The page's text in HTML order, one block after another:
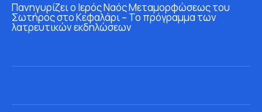
Πανηγυρίζει ο Ιερός Ναός Μεταμορφώσεως του
Σωτήρος στο Κεφαλάρι – Το πρόγραμμα των
λατρευτικών εκδηλώσεων